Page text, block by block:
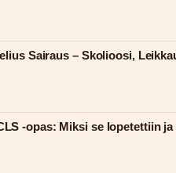
Sairaus – Skolioosi,
-opas: Miksi se lopetettiin